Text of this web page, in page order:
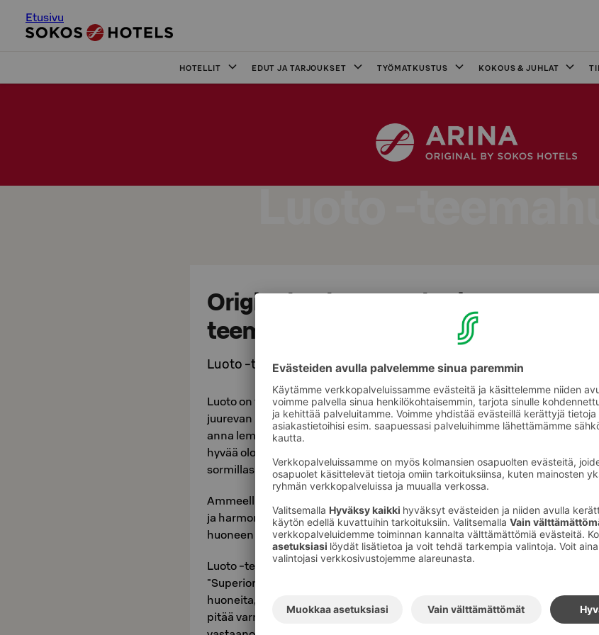
Etusivu
HOTELLIT EDUT JA TARJOUKSET TYÖMATKUSTUS KOKOUS & JUHLAT
Luoto -
Original Sokos Hotel Arinan Luoto -
teemahuone
Luoto -teemahuoneessamme on lempiämpi levätä!
Luoto on tarina saaristolaisuudesta, meren ja tuulen tuoksusta,
juurevan maan voimasta. Anna aikaa rakkaallesi, ole hyvä itsellesi,
anna lempeän kylvyn eheyttää ja nauti. Anna aistiesi viedä kohti
hyvää oloa. Tunne pohjoinen puu jalkojesi alla, kiven paino
sormillasi ja villan pehmeys poskillasi.
Ammeellinen ja parivuoteellinen Luoto-huone on sisustettu rauhaa
ja harmoniaa henkivällä saaristolaisteemalla. Kurkkaa Luoto -
huoneen esittelyvideotästä .
Luoto -teemahuone on varattavissa nettisivujemme kautta
"SuperiorX king" -huoneluokasta. Huoneluokassa on muitakin
huoneita, joten juuri kyseisen Luoto -teemahuoneen saatavuus
pitää varmistaa erikseen hotellin myyntipalvelusta tai